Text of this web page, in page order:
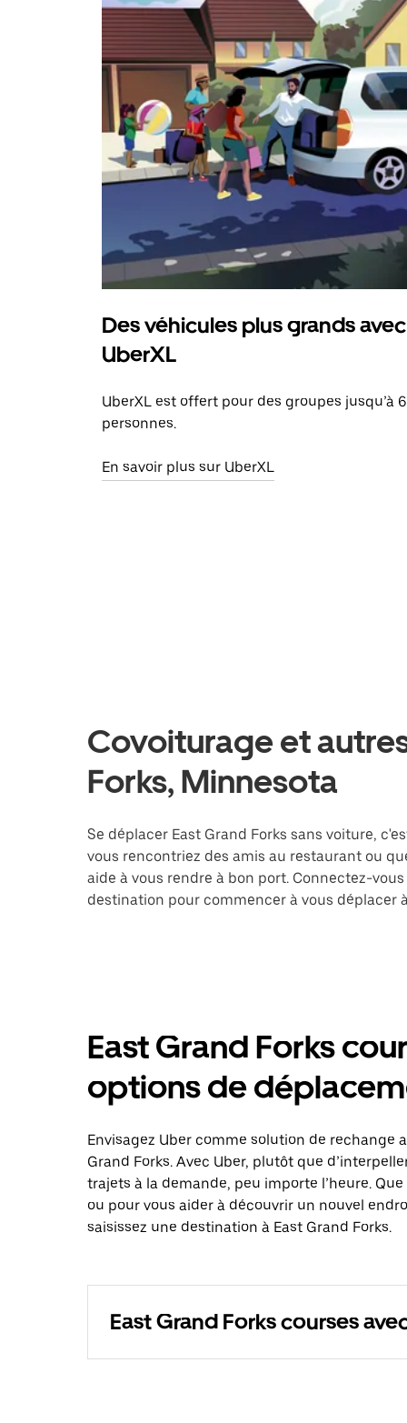
Des véhicules plus grands avec
UberXL
UberXL est offert pour des groupes jusqu’à 6
personnes.
En savoir plus sur UberXL
Covoiturage et
Forks, Minnesota
Se déplacer East Grand Forks sans voiture,
vous rencontriez des amis au restaurant ou
aide à vous rendre à bon port. Connectez-
destination pour commencer à vous déplacer
East Grand Forks
options de
Envisagez Uber comme solution de rechange
Grand Forks. Avec Uber, plutôt que
trajets à la demande, peu importe l’heure.
ou pour vous aider à découvrir un nouvel
saisissez une destination à East Grand Forks.
East Grand Forks courses